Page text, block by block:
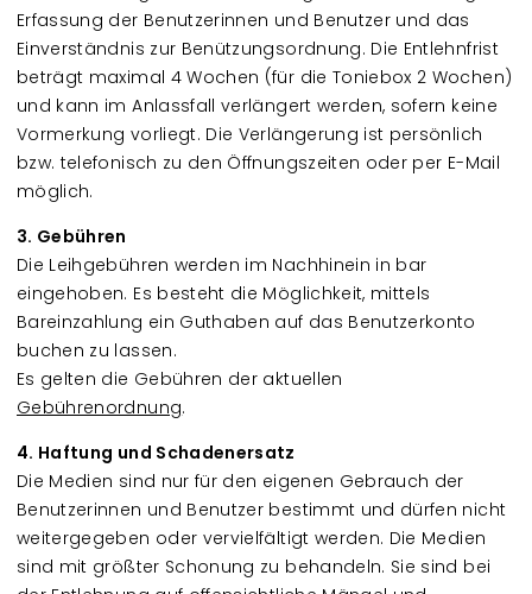
Erfassung der Benutzerinnen und Benutzer und das
Einverständnis zur Benützungsordnung. Die Entlehnfrist
beträgt maximal 4 Wochen (für die Toniebox 2 Wochen)
und kann im Anlassfall verlängert werden, sofern keine
Vormerkung vorliegt. Die Verlängerung ist persönlich
bzw. telefonisch zu den Öffnungszeiten oder per E-Mail
möglich.
3. Gebühren
Die Leihgebühren werden im Nachhinein in bar
eingehoben. Es besteht die Möglichkeit, mittels
Bareinzahlung ein Guthaben auf das Benutzerkonto
buchen zu lassen.
Es gelten die Gebühren der aktuellen
Gebührenordnung.
4. Haftung und Schadenersatz
Die Medien sind nur für den eigenen Gebrauch der
Benutzerinnen und Benutzer bestimmt und dürfen nicht
weitergegeben oder vervielfältigt werden. Die Medien
sind mit größter Schonung zu behandeln. Sie sind bei